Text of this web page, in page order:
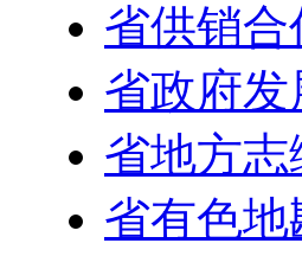
省供销合
省政府
省地方
省有色地